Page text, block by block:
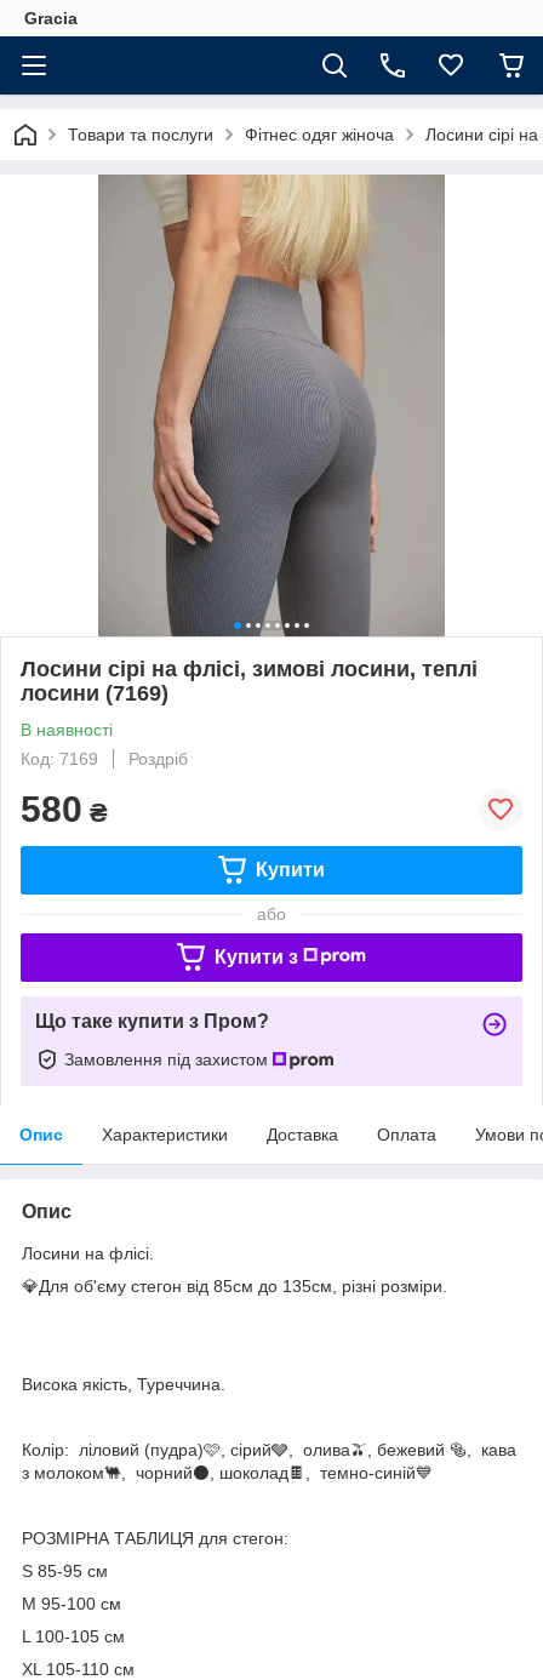
Gracia
Товари та послуги Фітнес одяг жіноча Лосини сірі
Лосини сірі на флісі, зимові лосини, теплі
лосини (7169)
В наявності
Код: 7169
Роздріб
580 ₴
Купити
або
Купити з
Що таке купити з Пром?
Замовлення під захистом
Опис Характеристики Доставка Оплата Умови
Опис
Лосини на флісі.
💎Для об'єму стегон від 85см до 135см, різні розміри.
Висока якість, Туреччина.
Колір: ліловий (пудра)🩷, сірий🩶, олива🫒, бежевий 🥯, кава
з молоком🐫, чорний⚫, шоколад🍫, темно-синій💙
РОЗМІРНА ТАБЛИЦЯ для стегон:
S 85-95 см
М 95-100 см
L 100-105 см
XL 105-110 см